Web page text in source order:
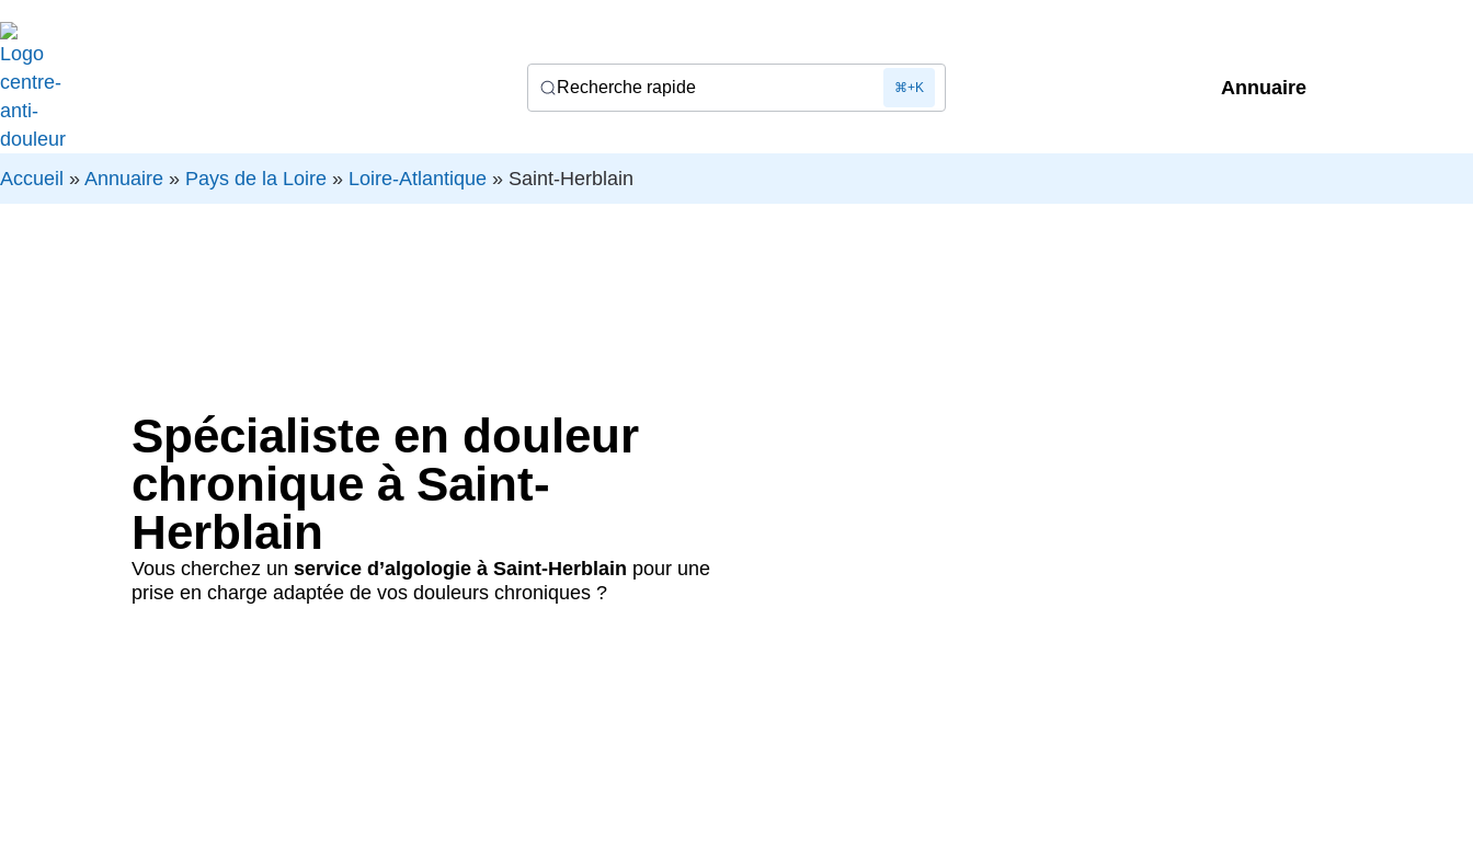
Recherche rapide ⌘+K Annuaire
Accueil » Annuaire » Pays de la Loire » Loire-Atlantique » Saint-Herblain
Spécialiste en douleur
chronique à Saint-
Herblain
Vous cherchez un service d’algologie à Saint-Herblain pour une
prise en charge adaptée de vos douleurs chroniques ?